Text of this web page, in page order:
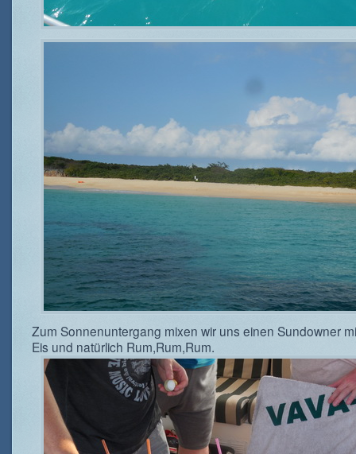
Zum Sonnenuntergang mixen wir uns einen Sundowner
Eis und natürlich Rum,Rum,Rum.